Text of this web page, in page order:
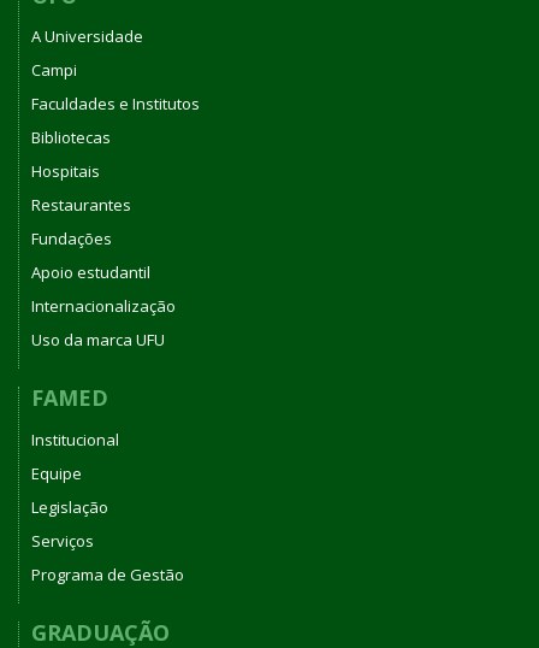
A Universidade
Campi
Faculdades e Institutos
Bibliotecas
Hospitais
Restaurantes
Fundações
Apoio estudantil
Internacionalização
Uso da marca UFU
FAMED
Institucional
Equipe
Legislação
Serviços
Programa de Gestão
GRADUAÇÃO